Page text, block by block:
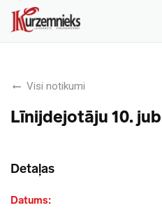
Visi notikumi
Līnijdejotāju 10.
Detaļas
Datums: